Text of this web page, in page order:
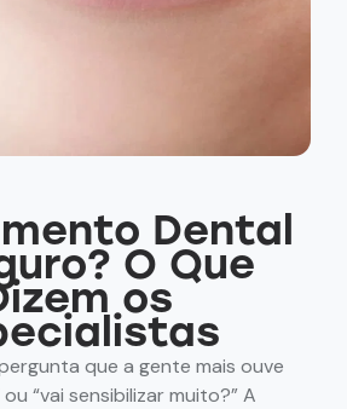
Dental
O Que
os
que a gente mais ouve
“vai sensibilizar muito?” A